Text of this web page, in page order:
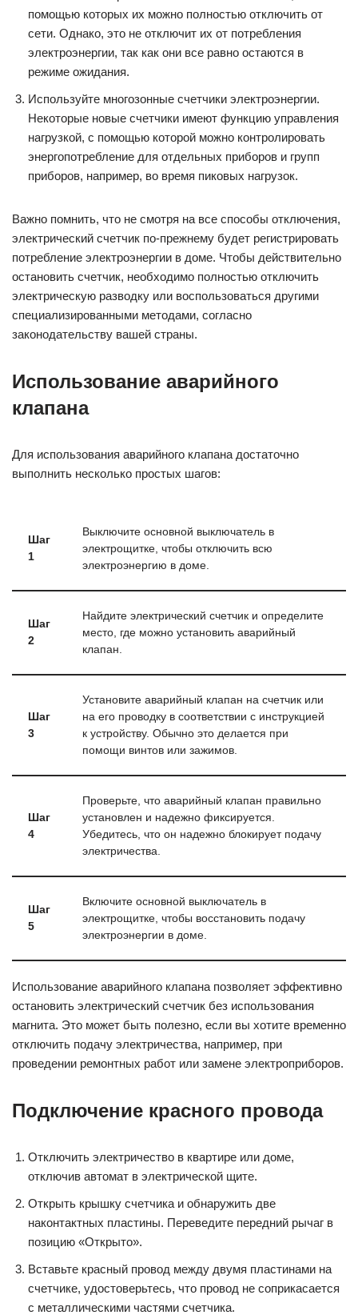
помощью которых их можно полностью отключить от
сети. Однако, это не отключит их от потребления
электроэнергии, так как они все равно остаются в
режиме ожидания.
Используйте многозонные счетчики электроэнергии.
Некоторые новые счетчики имеют функцию управления
нагрузкой, с помощью которой можно контролировать
энергопотребление для отдельных приборов и групп
приборов, например, во время пиковых нагрузок.
Важно помнить, что не смотря на все способы отключения,
электрический счетчик по-прежнему будет регистрировать
потребление электроэнергии в доме. Чтобы действительно
остановить счетчик, необходимо полностью отключить
электрическую разводку или воспользоваться другими
специализированными методами, согласно
законодательству вашей страны.
Использование аварийного
клапана
Для использования аварийного клапана достаточно
выполнить несколько простых шагов:
Шаг
1
Выключите основной выключатель в
электрощитке, чтобы отключить всю
электроэнергию в доме.
Шаг
2
Найдите электрический счетчик и определите
место, где можно установить аварийный
клапан.
Шаг
3
Установите аварийный клапан на счетчик или
на его проводку в соответствии с инструкцией
к устройству. Обычно это делается при
помощи винтов или зажимов.
Шаг
4
Проверьте, что аварийный клапан правильно
установлен и надежно фиксируется.
Убедитесь, что он надежно блокирует подачу
электричества.
Шаг
5
Включите основной выключатель в
электрощитке, чтобы восстановить подачу
электроэнергии в доме.
Использование аварийного клапана позволяет эффективно
остановить электрический счетчик без использования
магнита. Это может быть полезно, если вы хотите временно
отключить подачу электричества, например, при
проведении ремонтных работ или замене электроприборов.
Подключение красного провода
Отключить электричество в квартире или доме,
отключив автомат в электрической щите.
Открыть крышку счетчика и обнаружить две
наконтактных пластины. Переведите передний рычаг в
позицию «Открыто».
Вставьте красный провод между двумя пластинами на
счетчике, удостоверьтесь, что провод не соприкасается
с металлическими частями счетчика.